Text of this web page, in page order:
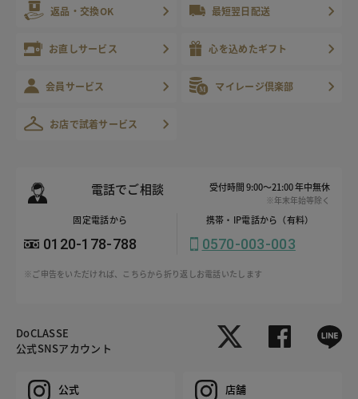
返品・交換OK 最短翌日配送
お直しサービス 心を込めたギフト
会員サービス マイレージ倶楽部
お店で試着サービス
電話でご相談 受付時間 9:00～21:00 年中無休
※年末年始等除く
固定電話から
0120-178-788
携帯・IP電話から（有料）
0570-003-003
※ご申告をいただければ、こちらから折り返しお電話いたします
DoCLASSE
公式SNSアカウント
公式 店舗